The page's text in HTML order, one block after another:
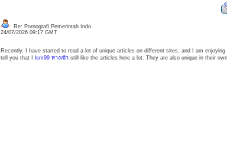
Re: Pornografi Pemerintah Indo
24/07/2026 09:17 GMT
Recently, I have started to read a lot of unique articles on different sites, and I am
tell you that I
lsm99 ทางเข้าstill like the articles here a lot. They are also unique in their